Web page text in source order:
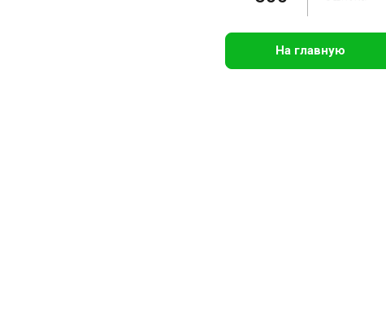
На главную